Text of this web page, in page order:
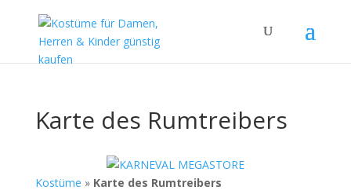
Karte des Rumtreibers
Kostüme » Karte des Rumtreibers